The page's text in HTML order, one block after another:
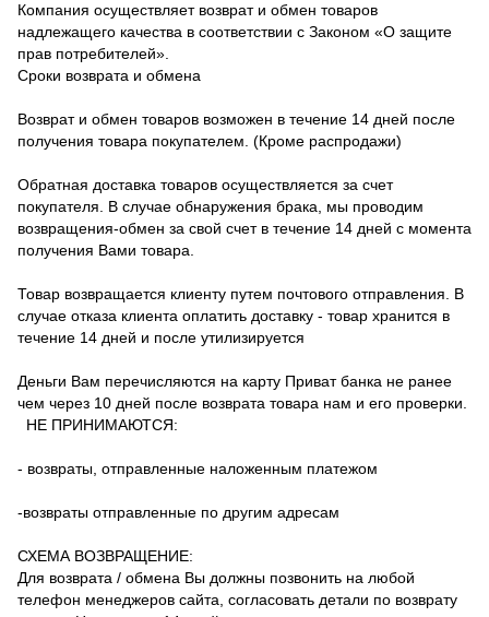
Компания осуществляет возврат и обмен товаров
надлежащего качества в соответствии с Законом «О защите
прав потребителей».
Сроки возврата и обмена
Возврат и обмен товаров возможен в течение 14 дней после
получения товара покупателем. (Кроме распродажи)
Обратная доставка товаров осуществляется за счет
покупателя. В случае обнаружения брака, мы проводим
возвращения-обмен за свой счет в течение 14 дней с момента
получения Вами товара.
Товар возвращается клиенту путем почтового отправления. В
случае отказа клиента оплатить доставку - товар хранится в
течение 14 дней и после утилизируется
Деньги Вам перечисляются на карту Приват банка не ранее
чем через 10 дней после возврата товара нам и его проверки.
НЕ ПРИНИМАЮТСЯ:
- возвраты, отправленные наложенным платежом
-возвраты отправленные по другим адресам
СХЕМА ВОЗВРАЩЕНИЕ:
Для возврата / обмена Вы должны позвонить на любой
телефон менеджеров сайта, согласовать детали по возврату